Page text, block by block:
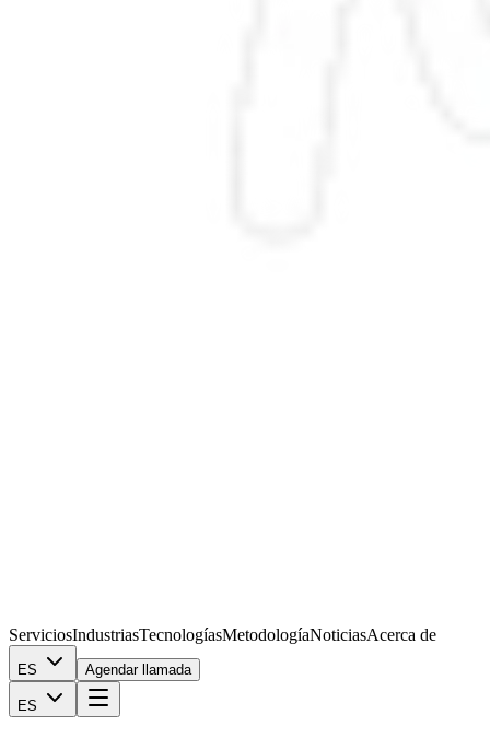
ServiciosIndustriasTecnologíasMetodologíaNoticiasAcerca de
ES Agendar llamada
ES